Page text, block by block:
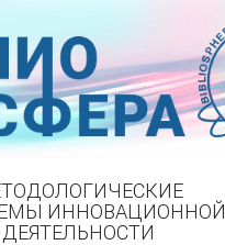
ИННОВАЦИОННОЙ
ДЕЯТЕЛЬНОСТИ